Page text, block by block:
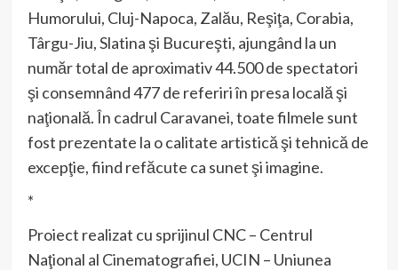
Humorului, Cluj-Napoca, Zalău, Reşiţa, Corabia,
Târgu-Jiu, Slatina şi Bucureşti, ajungând la un
număr total de aproximativ 44.500 de spectatori
şi consemnând 477 de referiri în presa locală şi
naţională. În cadrul Caravanei, toate filmele sunt
fost prezentate la o calitate artistică şi tehnică de
excepţie, fiind refăcute ca sunet şi imagine.
*
Proiect realizat cu sprijinul CNC – Centrul
Naţional al Cinematografiei, UCIN – Uniunea